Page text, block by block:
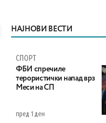
НАЈНОВИ ВЕСТИ
СПОРТ
ФБИ спречиле
терористички напад врз
Меси на СП
пред 1 ден